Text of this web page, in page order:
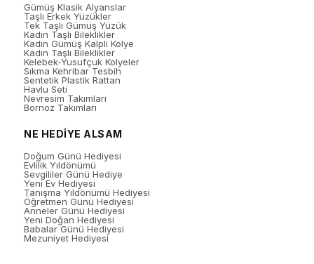
Gümüş Klasik Alyanslar
Taşlı Erkek Yüzükler
Tek Taşlı Gümüş Yüzük
Kadın Taşlı Bileklikler
Kadın Gümüş Kalpli Kolye
Kadın Taşlı Bileklikler
Kelebek-Yusufçuk Kolyeler
Sıkma Kehribar Tesbih
Sentetik Plastik Rattan
Havlu Seti
Nevresim Takımları
Bornoz Takımları
NE HEDİYE ALSAM
Doğum Günü Hediyesi
Evlilik Yıldönümü
Sevgililer Günü Hediye
Yeni Ev Hediyesi
Tanışma Yıldönümü Hediyesi
Öğretmen Günü Hediyesi
Anneler Günü Hediyesi
Yeni Doğan Hediyesi
Babalar Günü Hediyesi
Mezuniyet Hediyesi